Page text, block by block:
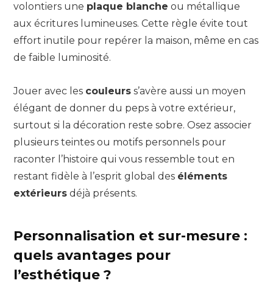
volontiers une plaque blanche ou métallique
aux écritures lumineuses. Cette règle évite tout
effort inutile pour repérer la maison, même en cas
de faible luminosité.
Jouer avec les couleurs s’avère aussi un moyen
élégant de donner du peps à votre extérieur,
surtout si la décoration reste sobre. Osez associer
plusieurs teintes ou motifs personnels pour
raconter l’histoire qui vous ressemble tout en
restant fidèle à l’esprit global des éléments
extérieurs déjà présents.
Personnalisation et sur-mesure :
quels avantages pour
l’esthétique ?